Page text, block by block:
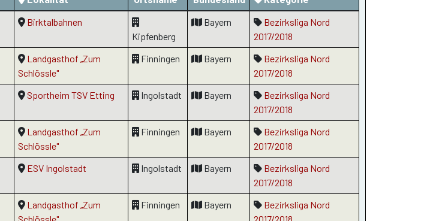
Birktalbahnen
Kipfenberg
Bayern
Bezirksliga Nord
2017/2018
Landgasthof „Zum
Schlössle"
Finningen Bayern
Bezirksliga Nord
2017/2018
Sportheim TSV Etting Ingolstadt Bayern
Bezirksliga Nord
2017/2018
Landgasthof „Zum
Schlössle"
Finningen Bayern
Bezirksliga Nord
2017/2018
ESV Ingolstadt Ingolstadt Bayern
Bezirksliga Nord
2017/2018
Landgasthof „Zum
Finningen Bayern
Bezirksliga Nord